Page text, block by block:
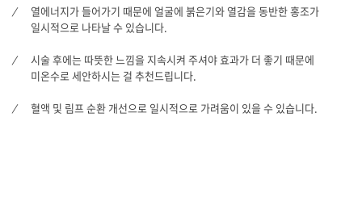
열에너지가 들어가기 때문에 얼굴에 붉은기와 열감을 동반한 홍조가
일시적으로 나타날 수 있습니다.
시술 후에는 따뜻한 느낌을 지속시켜 주셔야 효과가 더 좋기 때문에
미온수로 세안하시는 걸 추천드립니다.
혈액 및 림프 순환 개선으로 일시적으로 가려움이 있을 수 있습니다.